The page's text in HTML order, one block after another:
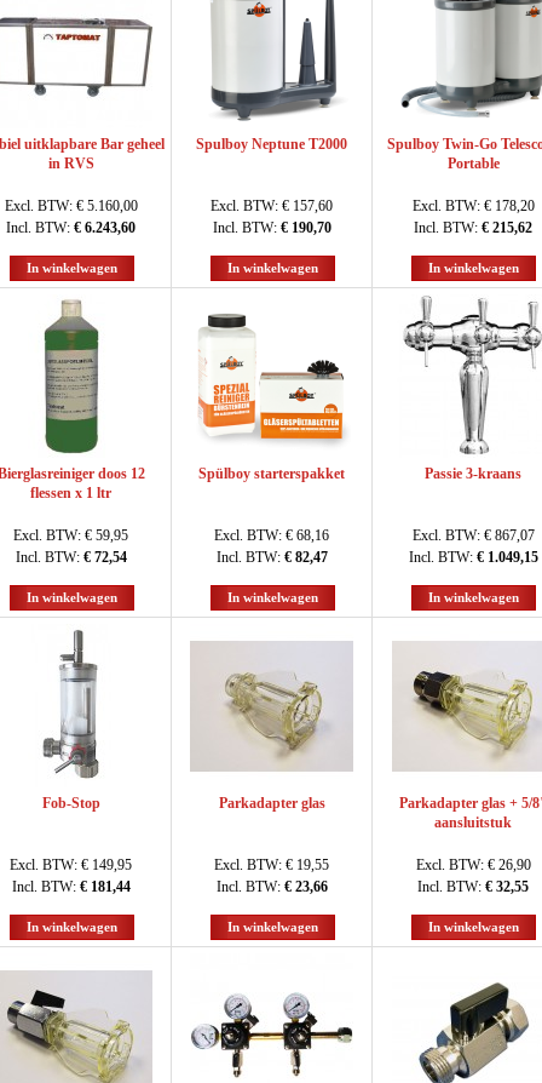
uitklapbare Bar geheel
in RVS
Excl. BTW: € 5.160,00
Incl. BTW: € 6.243,60
In winkelwagen
Spulboy Neptune T2000
Excl. BTW: € 157,60
Incl. BTW: € 190,70
In winkelwagen
Spulboy Twin-Go
Portable
Excl. BTW: € 178,20
Incl. BTW: € 215,62
In winkelwagen
doos 12
flessen x 1 ltr
Excl. BTW: € 59,95
Incl. BTW: € 72,54
In winkelwagen
Spülboy starterspakket
Excl. BTW: € 68,16
Incl. BTW: € 82,47
In winkelwagen
Passie 3-kraans
Excl. BTW: € 867,07
Incl. BTW: € 1.049,15
In winkelwagen
Fob-Stop
Excl. BTW: € 149,95
Incl. BTW: € 181,44
In winkelwagen
Parkadapter glas
Excl. BTW: € 19,55
Incl. BTW: € 23,66
In winkelwagen
Parkadapter glas + 5/
aansluitstuk
Excl. BTW: € 26,90
Incl. BTW: € 32,55
In winkelwagen